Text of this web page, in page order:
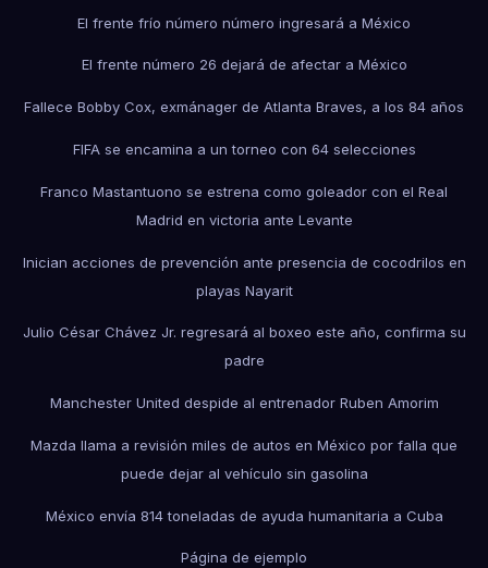
El frente frío número número ingresará a México
El frente número 26 dejará de afectar a México
Fallece Bobby Cox, exmánager de Atlanta Braves, a los 84 años
FIFA se encamina a un torneo con 64 selecciones
Franco Mastantuono se estrena como goleador con el Real
Madrid en victoria ante Levante
Inician acciones de prevención ante presencia de cocodrilos en
playas Nayarit
Julio César Chávez Jr. regresará al boxeo este año, confirma su
padre
Manchester United despide al entrenador Ruben Amorim
Mazda llama a revisión miles de autos en México por falla que
puede dejar al vehículo sin gasolina
México envía 814 toneladas de ayuda humanitaria a Cuba
Página de ejemplo